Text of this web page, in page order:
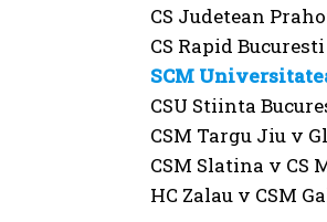
CS Judetean
CS Rapid
SCM
CSU Stiinta
CSM Targu Jiu v
CSM Slatina v CS
HC Zalau v CSM